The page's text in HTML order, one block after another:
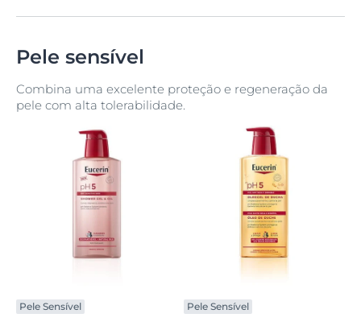
Pele sensível
Combina uma excelente proteção e regeneração da
pele com alta tolerabilidade.
Pele Sensível Pele Sensível